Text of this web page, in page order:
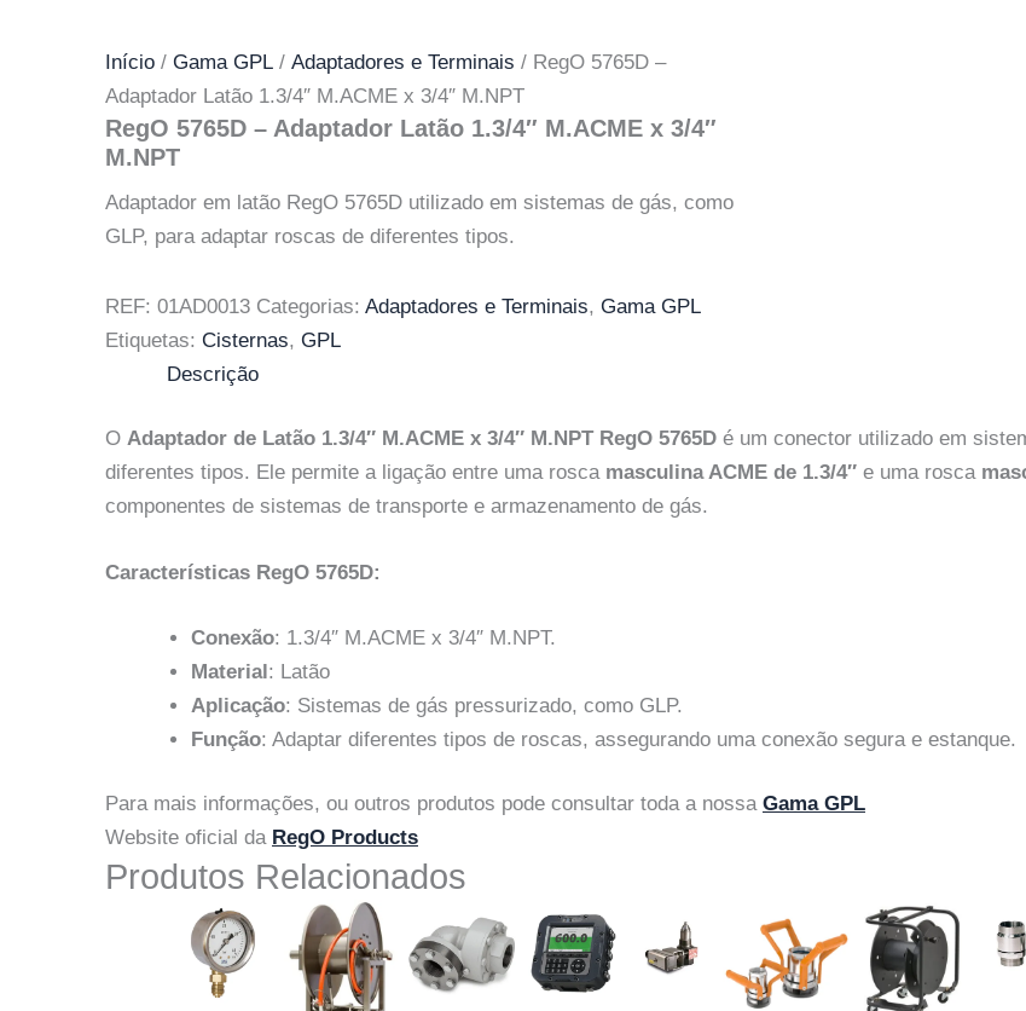
Início / Gama GPL / Adaptadores e Terminais / RegO 5765D –
Adaptador Latão 1.3/4″ M.ACME x 3/4″ M.NPT
RegO 5765D – Adaptador Latão 1.3/4″ M.ACME x 3/4″
M.NPT
Adaptador em latão RegO 5765D utilizado em sistemas de gás, como
GLP, para adaptar roscas de diferentes tipos.
REF: 01AD0013 Categorias: Adaptadores e Terminais, Gama GPL
Etiquetas: Cisternas, GPL
Descrição
O Adaptador de Latão 1.3/4″ M.ACME x 3/4″ M.NPT RegO 5765D é um conector utilizado em
diferentes tipos. Ele permite a ligação entre uma rosca masculina ACME de 1.3/4″ e uma rosca
componentes de sistemas de transporte e armazenamento de gás.
Características RegO 5765D:
Conexão: 1.3/4″ M.ACME x 3/4″ M.NPT.
Material: Latão
Aplicação: Sistemas de gás pressurizado, como GLP.
Função: Adaptar diferentes tipos de roscas, assegurando uma conexão segura e estanque.
Para mais informações, ou outros produtos pode consultar toda a nossa Gama GPL
Website oficial da RegO Products
Produtos Relacionados